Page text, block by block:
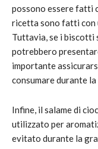
possono essere fatti
ricetta sono fatti con
Tuttavia, se i biscotti
potrebbero
importante
consumare durante
Infine, il salame di
utilizzato per
evitato durante la